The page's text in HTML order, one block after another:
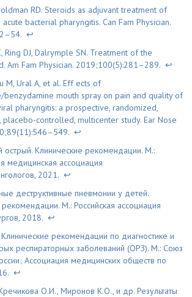
RD. Steroids as adjuvant treatment of
bacterial pharyngitis. Can Fam Physician.
↩
Ring DJ, Dalrymple SN. Treatment of the
Am Fam Physician. 2019;100(5):281–289. ↩
M, Ural A, et al. Eff ects of
benzydamine mouth spray on pain and quality of
pharyngitis: a prospective, randomized,
controlled, multicenter study. Ear Nose
↩
острый. Клинические рекомендации. М.:
медицинская ассоциация
2021. ↩
деструктивные пневмонии у детей.
М.: Российская ассоциация
2018. ↩
рекомендации по диагностике и
респираторных заболеваний (ОРЗ). М.: Союз
Ассоциация медицинских обществ по
↩
О.И., Миронов К.О., и др. Результаты